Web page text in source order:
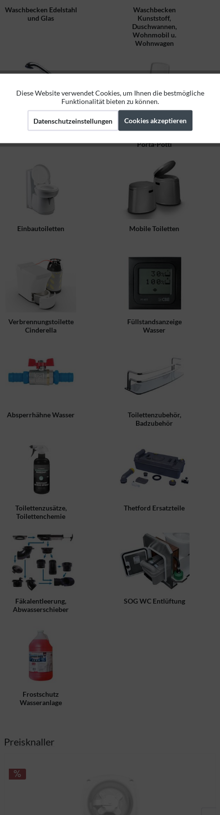
Waschbecken Edelstahl
und Glas
Waschbecken
Kunststoff,
Duschwannen,
Wohnmobil u.
Wohnwagen
Porta-Potti
Einbautoiletten Mobile Toiletten
Verbrennungstoilette
Cinderella
Füllstandsanzeige
Wasser
Absperrhähne Wasser
Toilettenzubehör,
Badzubehör
Toilettenzusätze,
Toilettenchemie
Thetford Ersatzteile
Fäkalentleerung,
Abwasserschieber
SOG WC Entlüftung
Frostschutz
Wasseranlage
Preisknaller
Funktionale Aktiv
Marketing Aktiv
Diese Website verwendet Cookies, um Ihnen die bestmögliche
Funktionalität bieten zu können.
Datenschutzeinstellungen Cookies akzeptieren